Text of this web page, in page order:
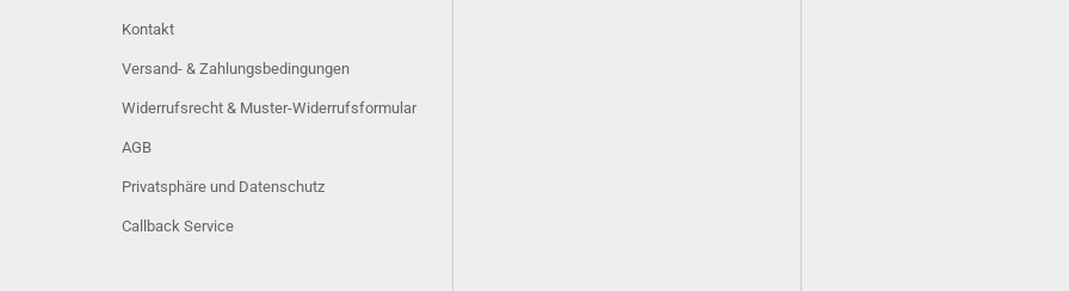
Kontakt
Versand- & Zahlungsbedingungen
Widerrufsrecht & Muster-Widerrufsformular
AGB
Privatsphäre und Datenschutz
Callback Service